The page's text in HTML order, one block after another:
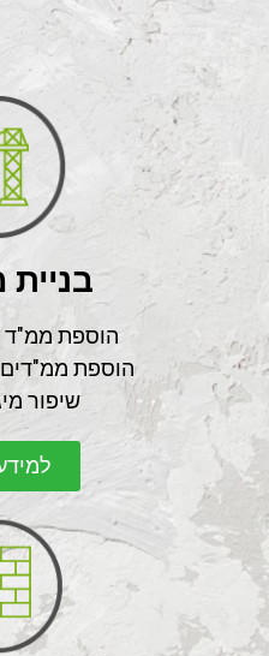
בניית
הוספת ממ"ד
הוספת ממ"דים
שיפור מיגון
למידע